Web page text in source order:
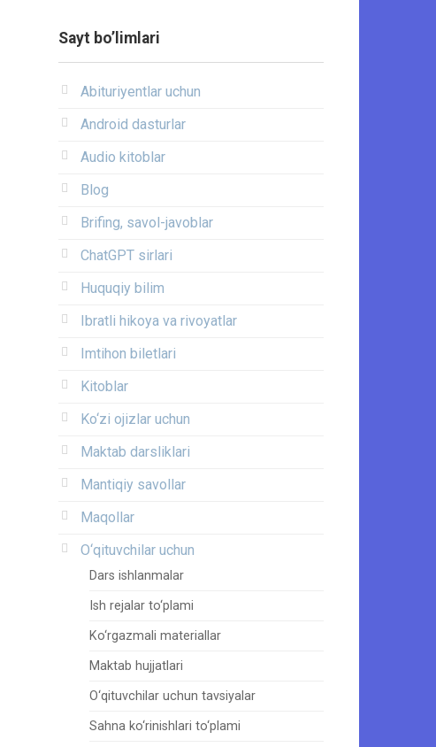
Sayt bo’limlari
Abituriyentlar uchun
Android dasturlar
Audio kitoblar
Blog
Brifing, savol-javoblar
ChatGPT sirlari
Huquqiy bilim
Ibratli hikoya va rivoyatlar
Imtihon biletlari
Kitoblar
Ko‘zi ojizlar uchun
Maktab darsliklari
Mantiqiy savollar
Maqollar
O‘qituvchilar uchun
Dars ishlanmalar
Ish rejalar to‘plami
Ko‘rgazmali materiallar
Maktab hujjatlari
O‘qituvchilar uchun tavsiyalar
Sahna ko‘rinishlari to‘plami